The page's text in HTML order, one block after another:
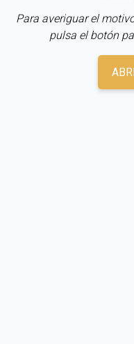
Para averiguar el
pulsa el botón